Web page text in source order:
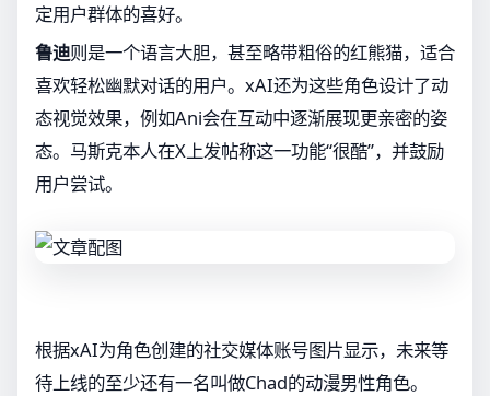
定用户群体的喜好。
鲁迪则是一个语言大胆，甚至略带粗俗的红熊猫，适合
喜欢轻松幽默对话的用户。xAI还为这些角色设计了动
态视觉效果，例如Ani会在互动中逐渐展现更亲密的姿
态。马斯克本人在X上发帖称这一功能“很酷”，并鼓励
用户尝试。
根据xAI为角色创建的社交媒体账号图片显示，未来等
待上线的至少还有一名叫做Chad的动漫男性角色。